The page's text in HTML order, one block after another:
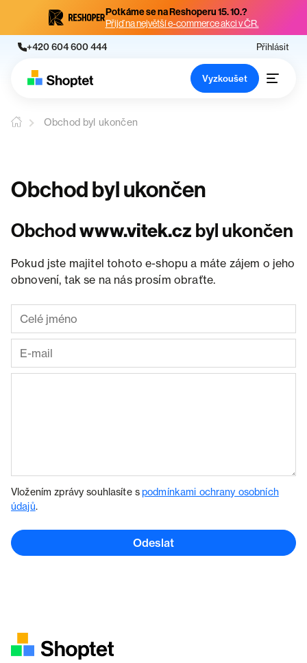
Potkáme se na Reshoperu 15. 10.?
Přijď na největší e-commerce akci v ČR.
+420 604 600 444 Přihlásit
Vyzkoušet
Obchod byl ukončen
Obchod byl ukončen
Obchodwww.vitek.cz byl ukončen
Pokud jste majitel tohoto e-shopu a máte zájem o jeho
obnovení, tak se na nás prosím obraťte.
Vložením zprávy souhlasíte spodmínkami ochrany osobních
údajů.
Odeslat